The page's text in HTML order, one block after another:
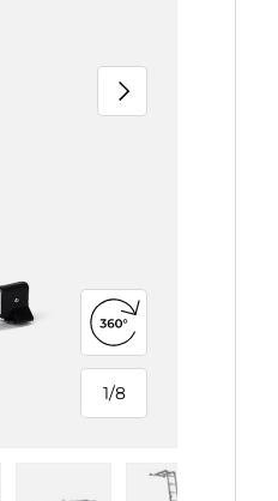
1/
von
8
Nächste
360°-Ansicht öffnen